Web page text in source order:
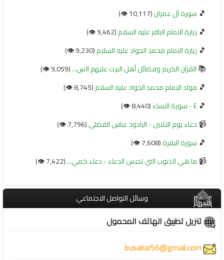
🎵 سورة آل عمران(10,117 👁️)
🎵 زيارة الامام الباقر عليه السلام(9,462 👁️)
🎵 زيارة الامام محمد الجواد عليه السلام(9,230 👁️)
📚القرآن الكريم وفضائل أهل البيت عليهم الس...(9,059 👁️)
🎵 مولد الامام محمد الجواد عليه السلام(8,745 👁️)
🎵 ٤ - سورة النساء (8,440 👁️)
📹دعاء يوم الاثنين - الرادود عباس الفضلي(7,796 👁️)
🎵 سورة البقرة(7,608 👁️)
📹ما هي الذنوب التي تحبس الدعاء - دعاء كمي...(7,422 👁️)
وسائل التواصل الاجتماعي
تنزيل تطبيق الهاتف المحمول